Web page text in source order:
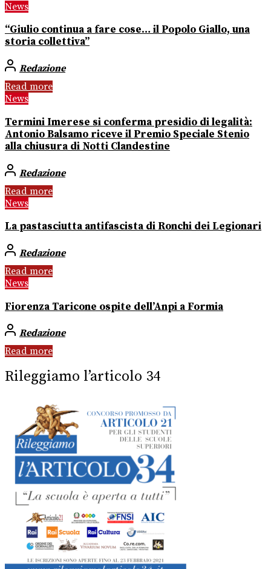
News
“Giulio continua a fare cose… il Popolo Giallo, una
storia collettiva”
Redazione
Read more
News
Termini Imerese si conferma presidio di legalità:
Antonio Balsamo riceve il Premio Speciale Stenio
alla chiusura di Notti Clandestine
Redazione
Read more
News
La pastasciutta antifascista di Ronchi dei Legionari
Redazione
Read more
News
Fiorenza Taricone ospite dell’Anpi a Formia
Redazione
Read more
Rileggiamo l’articolo 34